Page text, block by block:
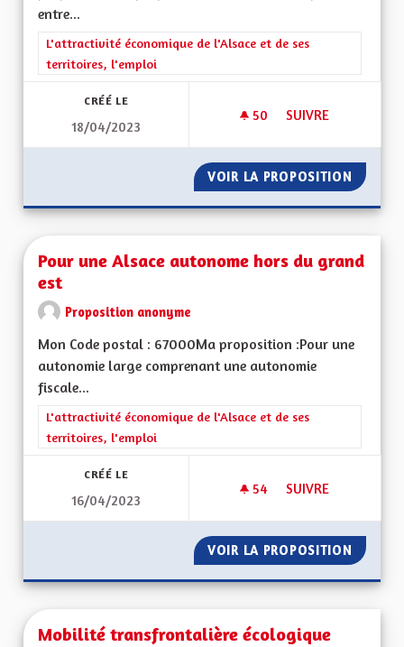
entre...
Filtrer les résultats de la catégorie : L'attractivité
L'attractivité économique de l'Alsace et de ses
territoires, l'emploi
CRÉÉ LE
18/04/2023
50 50 ABONNÉS
SUIVRE
VOIR LA PROPOSITION
Pour une Alsace autonome hors du grand
est
Proposition anonyme
Mon Code postal : 67000Ma proposition :Pour une
autonomie large comprenant une autonomie
fiscale...
Filtrer les résultats de la catégorie : L'attractivité
L'attractivité économique de l'Alsace et de ses
territoires, l'emploi
CRÉÉ LE
16/04/2023
54 54 ABONNÉS
SUIVRE
VOIR LA PROPOSITION POUR
Mobilité transfrontalière écologique